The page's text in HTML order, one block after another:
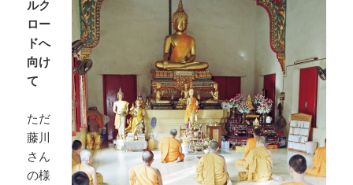
ルク
ロー
ドへ
向け
て
ただ
藤川
さん
の様